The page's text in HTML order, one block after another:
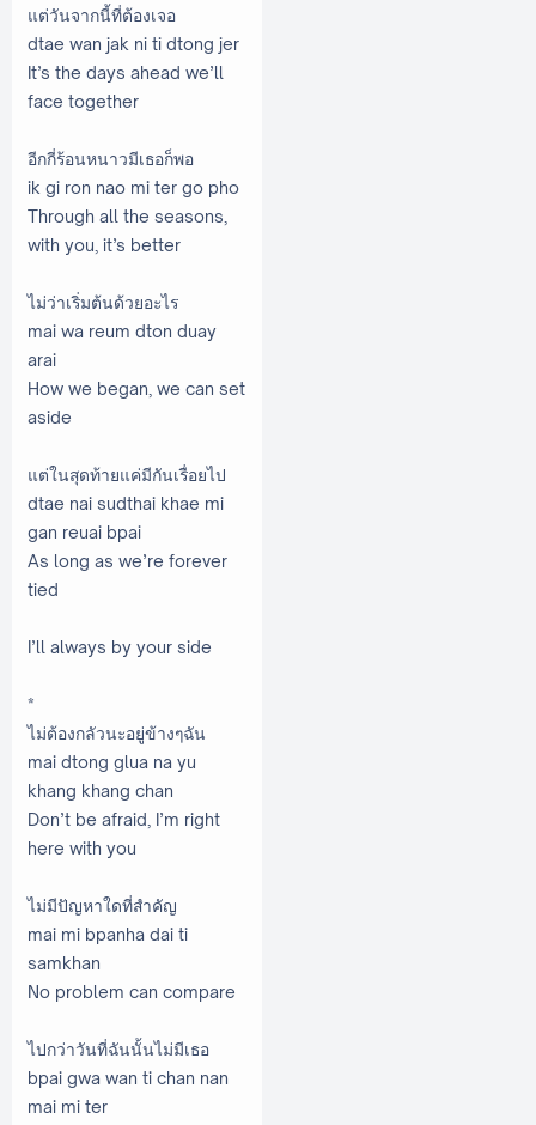
แต่วันจากนี้ที่ต้องเจอ
dtae wan jak ni ti dtong jer
It’s the days ahead we’ll
face together
อีกกี่ร้อนหนาวมีเธอก็พอ
ik gi ron nao mi ter go pho
Through all the seasons,
with you, it’s better
ไม่ว่าเริ่มต้นด้วยอะไร
mai wa reum dton duay
arai
How we began, we can set
aside
แต่ในสุดท้ายแค่มีกันเรื่อยไป
dtae nai sudthai khae mi
gan reuai bpai
As long as we’re forever
tied
I’ll always by your side
*
ไม่ต้องกลัวนะอยู่ข้างๆฉัน
mai dtong glua na yu
khang khang chan
Don’t be afraid, I’m right
here with you
ไม่มีปัญหาใดที่สำคัญ
mai mi bpanha dai ti
samkhan
No problem can compare
ไปกว่าวันที่ฉันนั้นไม่มีเธอ
bpai gwa wan ti chan nan
mai mi ter